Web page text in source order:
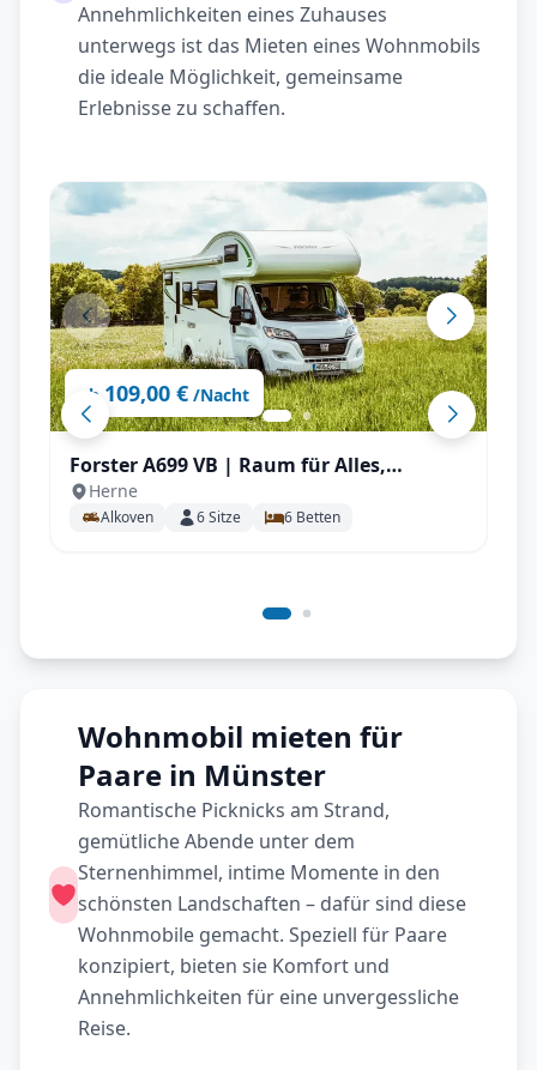
Annehmlichkeiten eines Zuhauses
unterwegs ist das Mieten eines Wohnmobils
die ideale Möglichkeit, gemeinsame
Erlebnisse zu schaffen.
ab 109,00 € /Nacht
Forster A699 VB | Raum für Alles,
Stockbetten uvm.
Herne
Alkoven 6Sitze 6 Betten
Wohnmobil mieten für
Paare in Münster
Romantische Picknicks am Strand,
gemütliche Abende unter dem
Sternenhimmel, intime Momente in den
schönsten Landschaften – dafür sind diese
Wohnmobile gemacht. Speziell für Paare
konzipiert, bieten sie Komfort und
Annehmlichkeiten für eine unvergessliche
Reise.